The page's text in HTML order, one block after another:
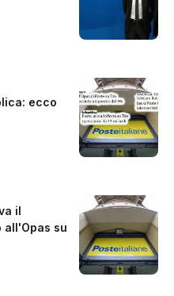
ecco
il
all'Opas su